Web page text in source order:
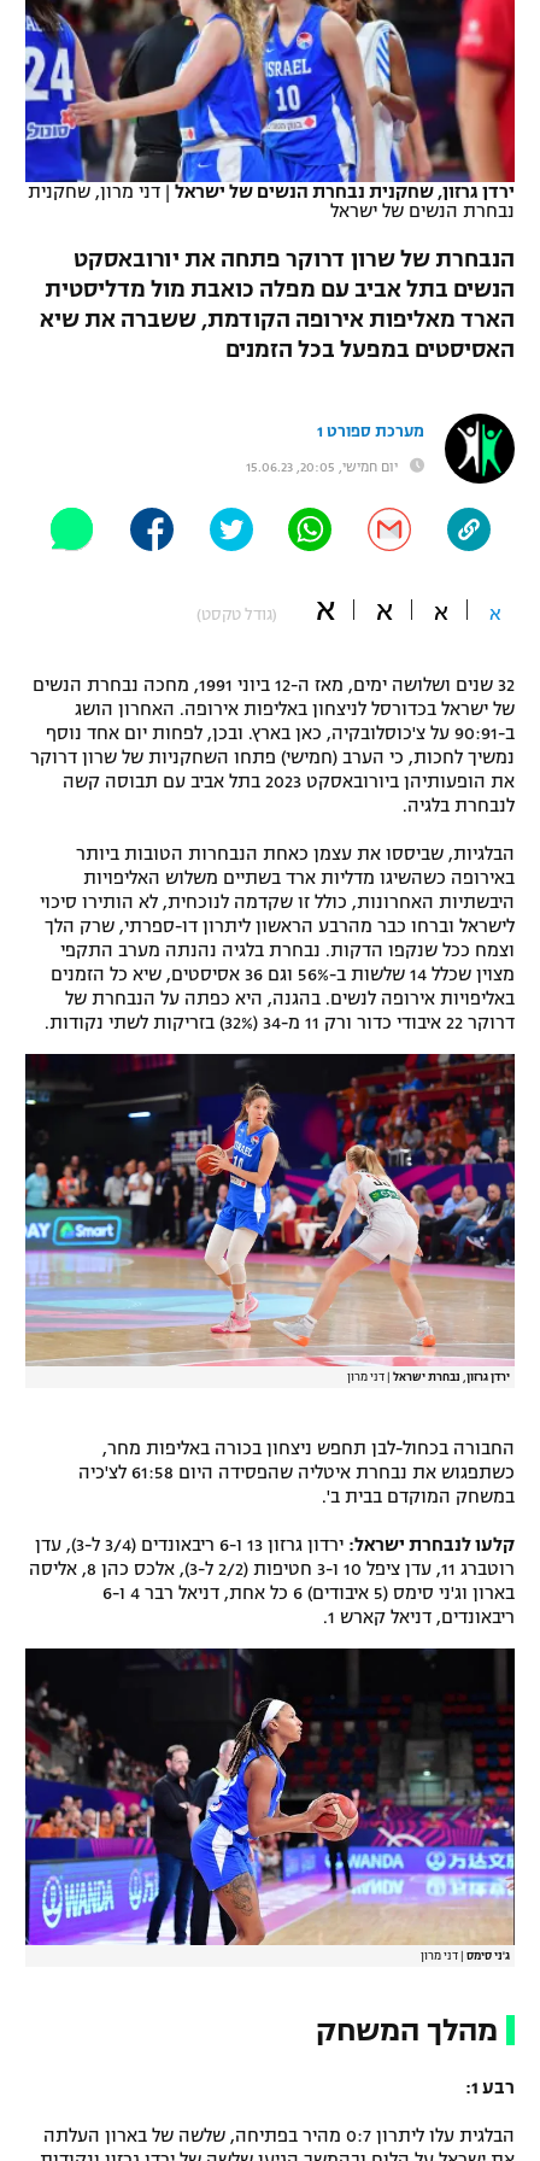
VOD
רץ ברשת
לוח שידורים
ברחבה
"מעל הליגה" – פודקאסט
תקנון משתתפים וזוכים בפרסים
תקנון עבור פעילות אלקטרה
תקנון עבור פעילות ספורט 1 – "מרלן"
טניס
גיימינג E-Sports
תנאי שימוש
מדיניות פרטיות
תקנון פעילות ספורט 1
רשיון להקרנה פומבית לבית עסק
הצטרפות לחבילת הערוצים
לוח דרושים – ג'ובנט
תגיות
המגזין
נבחרת ישראל
מכבי חיפה
בית"ר ירושלים
מכבי תל אביב
הפועל תל אביב
הפועל חיפה
מכבי נתניה
ליגה ספרדית
ליגה איטלקית
ליגה צרפתית
ליגה טורקית
ליגה סינית
ליגות נוספות
כדורסל נשים
מכבי תל אביב
הפועל חולון
הפועל ירושלים
דני אבדיה
יורוליג
יורוקאפ
טניס
כדוריד
כדורעף
ג'ודו
אגרוף
ספורט אולימפי
UFC
היאבקות WWE
כדורמים
פוטבול אמריקאי NFL
ספורט אתגרי ואקסטרים
אומנויות לחימה
גיימינג E-Sports
ירדן גרזון, שחקנית נבחרת הנשים של ישראל | דני מרון, שחקנית
נבחרת הנשים של ישראל
הנבחרת של שרון דרוקר פתחה את יורובאסקט
הנשים בתל אביב עם מפלה כואבת מול מדליסטית
הארד מאליפות אירופה הקודמת, ששברה את שיא
האסיסטים במפעל בכל הזמנים
מערכת ספורט 1
יום חמישי, 20:05, 15.06.23
א א א א (גודל טקסט)
32 שנים ושלושה ימים, מאז ה-12 ביוני 1991, מחכה נבחרת הנשים
של ישראל בכדורסל לניצחון באליפות אירופה. האחרון הושג
ב-90:91 על צ'כוסלובקיה, כאן בארץ. ובכן, לפחות יום אחד נוסף
נמשיך לחכות, כי הערב (חמישי) פתחו השחקניות של שרון דרוקר
את הופעותיהן ביורובאסקט 2023 בתל אביב עם תבוסה קשה
לנבחרת בלגיה.
הבלגיות, שביססו את עצמן כאחת הנבחרות הטובות ביותר
באירופה כשהשיגו מדליות ארד בשתיים משלוש האליפויות
היבשתיות האחרונות, כולל זו שקדמה לנוכחית, לא הותירו סיכוי
לישראל וברחו כבר מהרבע הראשון ליתרון דו-ספרתי, שרק הלך
וצמח ככל שנקפו הדקות. נבחרת בלגיה נהנתה מערב התקפי
מצוין שכלל 14 שלשות ב-56% וגם 36 אסיסטים, שיא כל הזמנים
באליפויות אירופה לנשים. בהגנה, היא כפתה על הנבחרת של
דרוקר 22 איבודי כדור ורק 11 מ-34 (32%) בזריקות לשתי נקודות.
ירדן גרזון, נבחרת ישראל דני מרון
החבורה בכחול-לבן תחפש ניצחון בכורה באליפות מחר,
כשתפגוש את נבחרת איטליה שהפסידה היום 61:58 לצ'כיה
במשחק המוקדם בבית ב'.
קלעו לנבחרת ישראל:
ירדון גרזון 13 ו-6 ריבאונדים (3/4 ל-3), עדן
רוטברג 11, עדן ציפל 10 ו-3 חטיפות (2/2 ל-3), אלכס כהן 8, אליסה
בארון וג'ני סימס (5 איבודים) 6 כל אחת, דניאל רבר 4 ו-6
ריבאונדים, דניאל קארש 1.
ג'ני סימס דני מרון
מהלך המשחק
רבע 1:
הבלגית עלו ליתרון 0:7 מהיר בפתיחה, שלשה של בארון העלתה